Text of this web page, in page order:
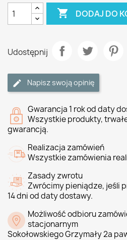
 DODAJ DO
Udostępnij
Napisz swoją opinię
Gwarancja 1 rok od daty
Wszystkie produkty,
gwarancją.
Realizacja zamówień
Wszystkie zamówienia
Zasady zwrotu
Zwrócimy pieniądze, jeśli
14 dni od daty dostawy.
Możliwość odbioru
stacjonarnym
Sokołowskiego Grzymały 2a